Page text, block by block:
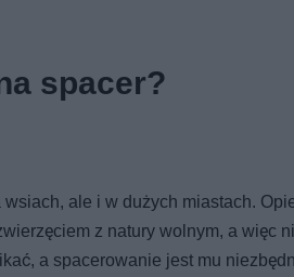
spacer?
ale i w dużych miastach.
z natury wolnym, a więc
a spacerowanie jest mu